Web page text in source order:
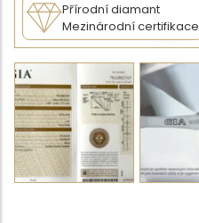
Přírodní diamant
Mezinárodní certifikace